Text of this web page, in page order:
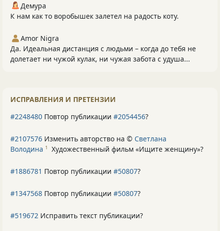
Демура
К нам как то воробышек залетел на радость коту.
Amor Nigra
Да. Идеальная дистанция с людьми – когда до тебя не
долетает ни чужой кулак, ни чужая забота с удуша...
ИСПРАВЛЕНИЯ И ПРЕТЕНЗИИ
#2248480 Повтор публикации #2054456?
#2107576 Изменить авторство на © Светлана
Володина 1 Художественный фильм «Ищите женщину»?
#1886781 Повтор публикации #50807?
#1347568 Повтор публикации #50807?
#519672 Исправить текст публикации?